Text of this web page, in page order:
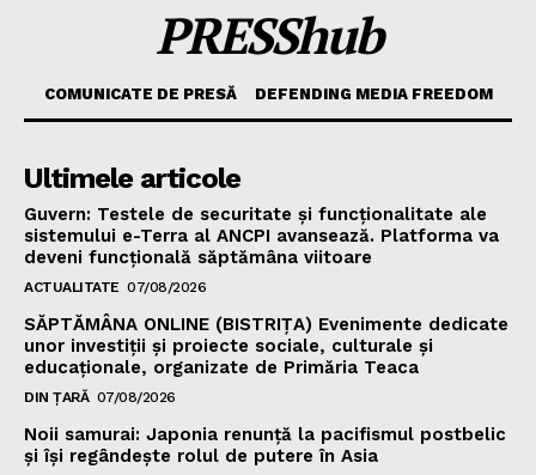
PRESShub
COMUNICATE DE PRESĂ DEFENDING MEDIA FREEDOM
Ultimele articole
Guvern: Testele de securitate și funcționalitate ale
sistemului e-Terra al ANCPI avansează. Platforma va
deveni funcțională săptămâna viitoare
ACTUALITATE 07/08/2026
SĂPTĂMÂNA ONLINE (BISTRIȚA) Evenimente dedicate
unor investiții și proiecte sociale, culturale și
educaționale, organizate de Primăria Teaca
DIN ȚARĂ 07/08/2026
Noii samurai: Japonia renunță la pacifismul postbelic
și își regândește rolul de putere în Asia